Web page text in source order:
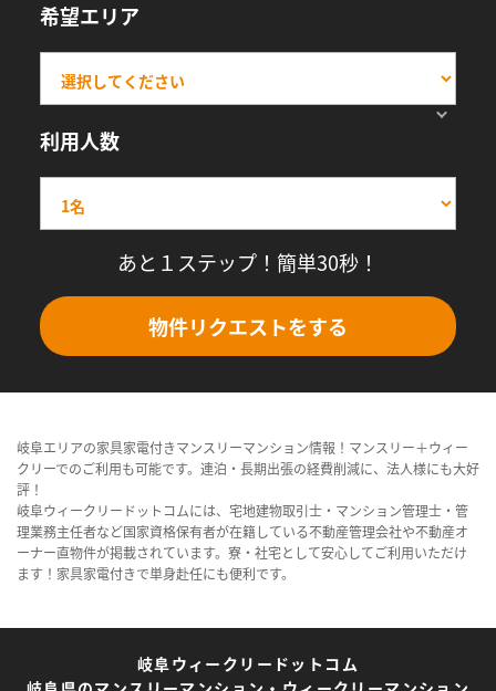
希望エリア
利用人数
あと１ステップ！簡単30秒！
物件リクエストをする
岐阜エリアの家具家電付きマンスリーマンション情報！マンスリー＋ウィー
クリーでのご利用も可能です。連泊・長期出張の経費削減に、法人様にも大好
評！
岐阜ウィークリードットコムには、宅地建物取引士・マンション管理士・管
理業務主任者など国家資格保有者が在籍している不動産管理会社や不動産オ
ーナー直物件が掲載されています。寮・社宅として安心してご利用いただけ
ます！家具家電付きで単身赴任にも便利です。
岐阜ウィークリードットコム